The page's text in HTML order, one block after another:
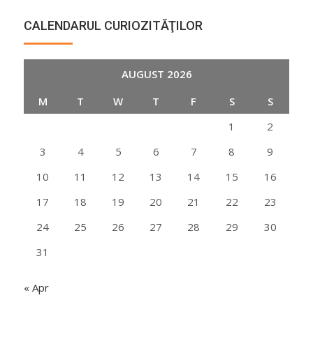
CALENDARUL CURIOZITĂŢILOR
AUGUST 2026
M
T W T F S
S
1
2
3
4 5 6 7 8
9
10
11 12 13 14 15
16
17
18 19 20 21 22
23
24
25 26 27 28 29
30
31
« Apr